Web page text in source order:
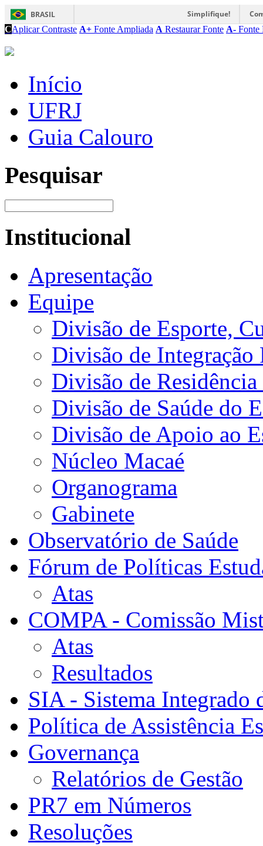
BRASIL Simplifique!
CAplicar Contraste A+ Fonte Ampliada A Restaurar Fonte A- Fonte
Início
UFRJ
Guia Calouro
Pesquisar
Institucional
Apresentação
Equipe
Divisão de Esporte,
Divisão de Integração
Divisão de
Divisão de Saúde do
Divisão de Apoio ao
Núcleo Macaé
Organograma
Gabinete
Observatório de Saúde
Fórum de Políticas
Atas
COMPA - Comissão
Atas
Resultados
SIA - Sistema Integrado
Política de Assistência
Governança
Relatórios de Gestão
PR7 em Números
Resoluções